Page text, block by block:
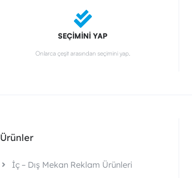
SEÇİMİNİ YAP
Onlarca çeşit arasından seçimini yap.
Ürünler
İç – Dış Mekan Reklam Ürünleri